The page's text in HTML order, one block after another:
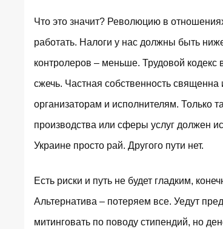
Что это значит? Революцию в
работать. Налоги у нас должны быть
контролеров – меньше. Трудовой кодекс
сжечь. Частная собственность
организаторам и исполнителям. Только
производства или сферы услуг должен
Украине просто рай. Другого пути нет.
Есть риски и путь не будет гладким,
Альтернатива – потеряем все. Уедут
митинговать по поводу стипендий, но